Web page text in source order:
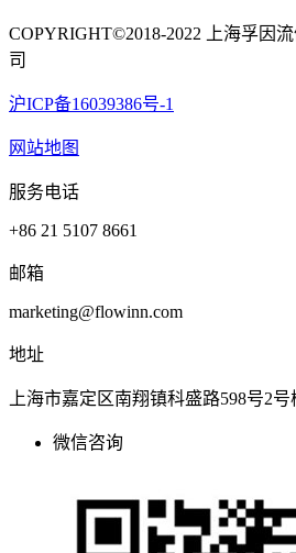
COPYRIGHT©2018-2022 上海孚因
司
沪ICP备16039386号-1
网站地图
服务电话
+86 21 5107 8661
邮箱
marketing@flowinn.com
地址
上海市嘉定区南翔镇科盛路598号2号
微信咨询